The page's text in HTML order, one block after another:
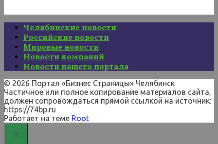
Челябинские новости
Российские новости
Мировые новости
Новости компаний
Новости нашего портала
© 2026 Портал «Бизнес Страницы» Челябинск
Частичное или полное копирование материалов сайта,
должен сопровождаться прямой ссылкой на источник:
https://74bp.ru
Работает на теме Root